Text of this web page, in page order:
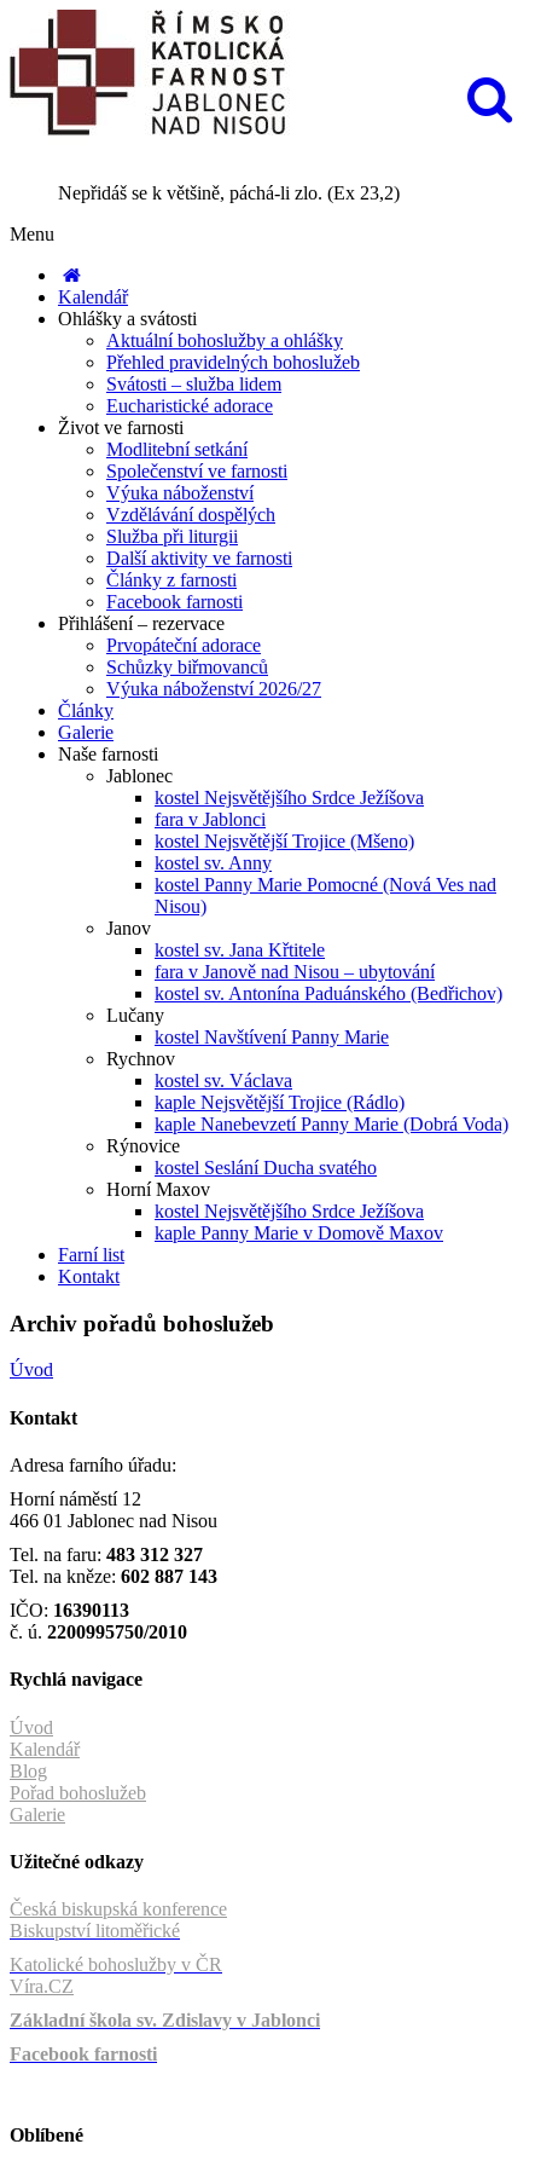
Nepřidáš se k většině, páchá-li zlo. (Ex 23,2)
Menu
Kalendář
Ohlášky a svátosti
Aktuální bohoslužby a ohlášky
Přehled pravidelných bohoslužeb
Svátosti – služba lidem
Eucharistické adorace
Život ve farnosti
Modlitební setkání
Společenství ve farnosti
Výuka náboženství
Vzdělávání dospělých
Služba při liturgii
Další aktivity ve farnosti
Články z farnosti
Facebook farnosti
Přihlášení – rezervace
Prvopáteční adorace
Schůzky biřmovanců
Výuka náboženství 2026/27
Články
Galerie
Naše farnosti
Jablonec
kostel Nejsvětějšího Srdce Ježíšova
fara v Jablonci
kostel Nejsvětější Trojice (Mšeno)
kostel sv. Anny
kostel Panny Marie Pomocné (Nová Ves nad
Nisou)
Janov
kostel sv. Jana Křtitele
fara v Janově nad Nisou – ubytování
kostel sv. Antonína Paduánského (Bedřichov)
Lučany
kostel Navštívení Panny Marie
Rychnov
kostel sv. Václava
kaple Nejsvětější Trojice (Rádlo)
kaple Nanebevzetí Panny Marie (Dobrá Voda)
Rýnovice
kostel Seslání Ducha svatého
Horní Maxov
kostel Nejsvětějšího Srdce Ježíšova
kaple Panny Marie v Domově Maxov
Farní list
Kontakt
Archiv pořadů bohoslužeb
Úvod
Kontakt
Adresa farního úřadu:
Horní náměstí 12
466 01 Jablonec nad Nisou
Tel. na faru: 483 312 327
Tel. na kněze: 602 887 143
IČO: 16390113
č. ú. 2200995750/2010
Rychlá navigace
Úvod
Kalendář
Blog
Pořad bohoslužeb
Galerie
Užitečné odkazy
Česká biskupská konference
Biskupství litoměřické
Katolické bohoslužby v ČR
Víra.CZ
Základní škola sv. Zdislavy v Jablonci
Facebook farnosti
Oblíbené